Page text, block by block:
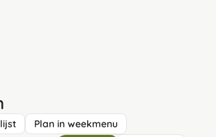
Plan in weekmenu